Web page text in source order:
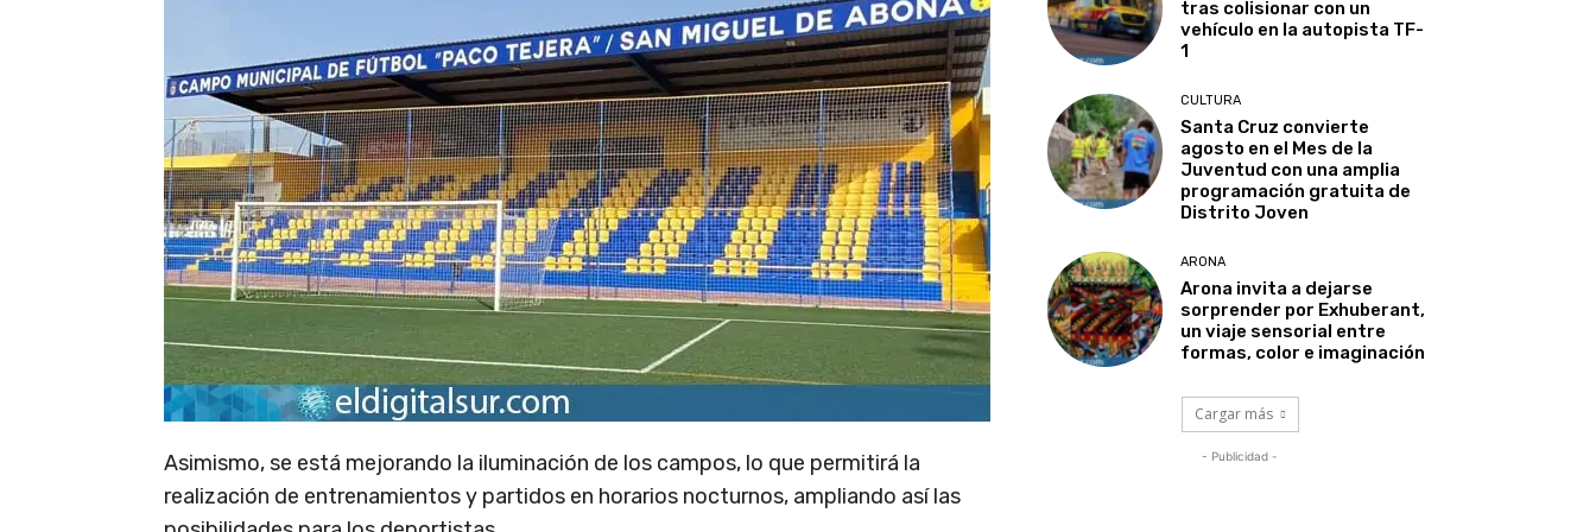
Asimismo, se está mejorando la iluminación de los campos, lo que permitirá la
realización de entrenamientos y partidos en horarios nocturnos, ampliando así las
tras colisionar con un
vehículo en la autopista TF-
1
CULTURA
Santa Cruz convierte
agosto en el Mes de la
Juventud con una amplia
programación gratuita de
Distrito Joven
ARONA
Arona invita a dejarse
sorprender por Exhuberant,
un viaje sensorial entre
formas, color e imaginación
Cargar más
- Publicidad -